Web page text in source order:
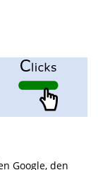
Google, den